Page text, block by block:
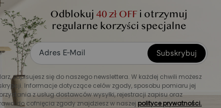
Prawdziwa istota
Śruba pociągowa ze
stali 45#
Dzięki doskonałej wytrzymałości
mechanicznej
Odblokuj 40 zł OFF i otrzymuj
regularne korzyści specjalne
Subskrybuj
zapisujesz się do naszego newslettera. W każdej chwili możesz
Informacje dotyczące celów zgody, sposobu pomiaru jej
z usług dostawców wysyłki, rejestracji zapisu oraz
do cofnięcia zgody znajdziesz w naszej polityce prywatności.